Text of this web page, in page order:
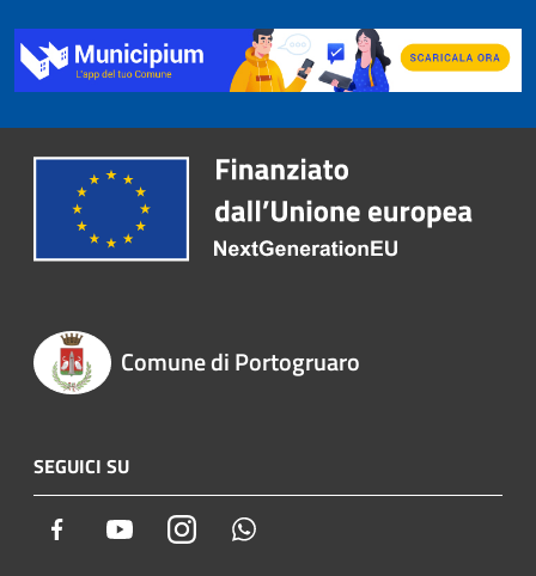
Comune di Portogruaro
SEGUICI SU
Facebook YoutubeInstagram